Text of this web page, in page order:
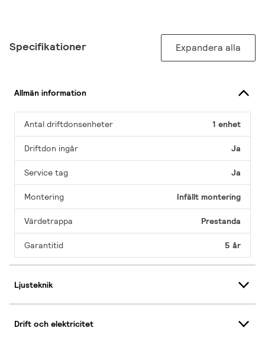
Specifikationer Expandera alla
Allmän information
Antal driftdonsenheter 1 enhet
Driftdon ingår Ja
Service tag Ja
Montering Infällt montering
Värdetrappa Prestanda
Garantitid 5 år
Ljusteknik
Drift och elektricitet